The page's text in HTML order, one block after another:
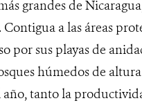
grandes de
a las áreas
por sus playas de
húmedos de
año, tanto la